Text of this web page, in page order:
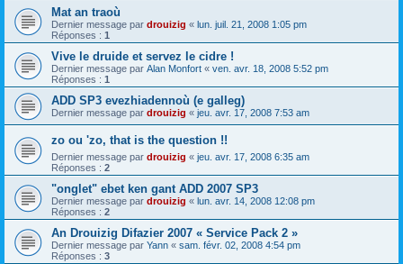
Mat an traoù
Dernier message par drouizig « lun. juil. 21, 2008 1:05 pm
Réponses : 1
Vive le druide et servez le cidre !
Dernier message par Alan Monfort « ven. avr. 18, 2008 5:52 pm
Réponses : 1
ADD SP3 evezhiadennoù (e galleg)
Dernier message par drouizig « jeu. avr. 17, 2008 7:53 am
zo ou 'zo, that is the question !!
Dernier message par drouizig « jeu. avr. 17, 2008 6:35 am
Réponses : 2
"onglet" ebet ken gant ADD 2007 SP3
Dernier message par drouizig « lun. avr. 14, 2008 12:08 pm
Réponses : 2
An Drouizig Difazier 2007 « Service Pack 2 »
Dernier message par Yann « sam. févr. 02, 2008 4:54 pm
Réponses : 3